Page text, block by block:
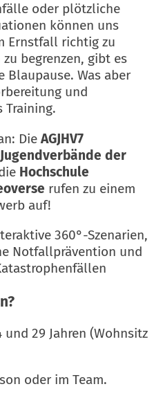
oder plötzliche
können uns
Ernstfall richtig zu
begrenzen, gibt es
Was aber
und
Training.
Die AGJHV7
der
Hochschule
rufen zu einem
auf!
360°-Szenarien,
Notfallprävention und
und 29 Jahren (Wohnsitz
oder im Team.